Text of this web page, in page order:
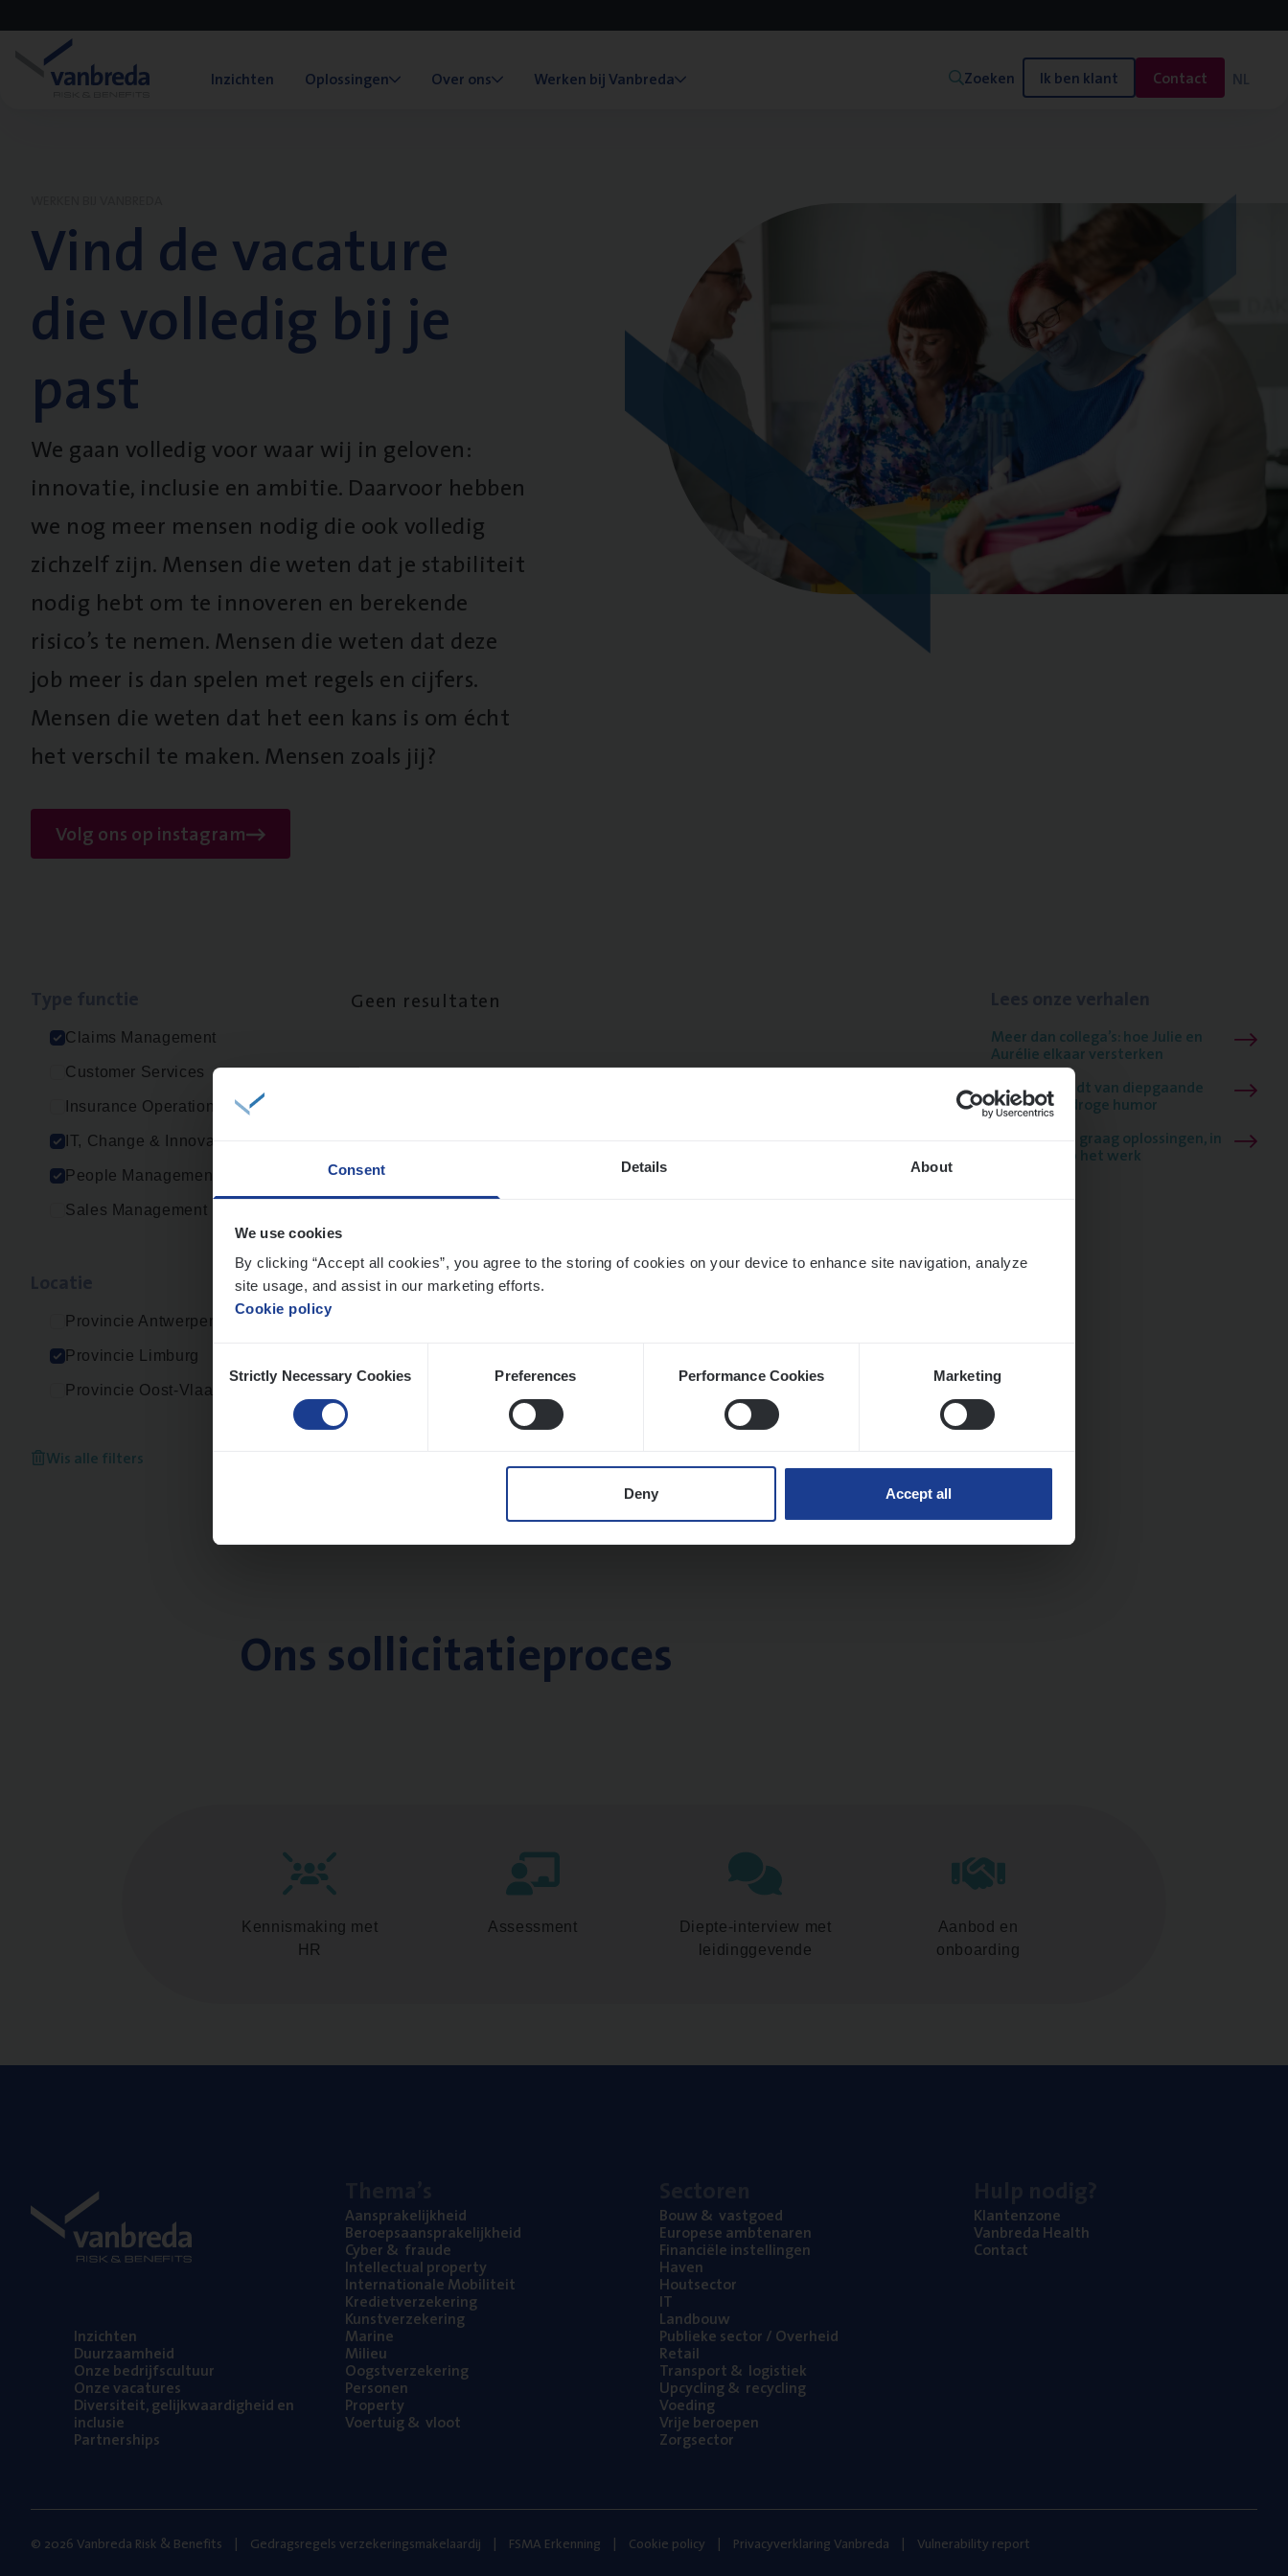
Consent Details About
We use cookies
By clicking “Accept all cookies”, you agree to the storing of cookies on your device to enhance site navigation, analyze
site usage, and assist in our marketing efforts.
Cookie policy
Selection
Strictly Necessary Cookies Preferences Performance Cookies Marketing
Deny Accept all
Inzichten Oplossingen Over ons Werken bij Vanbreda Zoeken Ik ben klant Contact NL
Vind de vacature
die volledig bij je
past
We gaan volledig voor waar wij in geloven:
innovatie, inclusie en ambitie. Daarvoor hebben
we nog meer mensen nodig die ook volledig
zichzelf zijn. Mensen die weten dat je stabiliteit
nodig hebt om te innoveren en berekende
risico’s te nemen. Mensen die weten dat deze
job meer is dan spelen met regels en cijfers.
Mensen die weten dat het een kans is om écht
het verschil te maken. Mensen zoals jij?
Volg ons op instagram
Claims Management
Customer Services
Insurance Operations
IT, Change & Innovation
People Management
Sales Management
Provincie Antwerpen
Provincie Limburg
Provincie Oost-Vlaanderen
Wis alle filters
Geen resultaten
Meer dan collega’s: hoe Julie en
Aurélie elkaar versterken
Mathias houdt van diepgaande
dossiers én droge humor
Thalia zoekt graag oplossingen, in
games én op het werk
Ons sollicitatieproces
Kennismaking met
HR
Assessment
Diepte-interview met
leidinggevende
Aanbod en
onboarding
Inzich­ten
Duur­zaam­heid
Onze bedrijfs­cul­tuur
Onze vaca­tu­res
Diver­si­teit, gelijk­waar­dig­heid en
inclusie
Part­ner­ships
Aan­spra­ke­lijk­heid
Beroeps­aan­spra­ke­lijk­heid
Cyber& fraude
Intel­lec­tu­al property
Inter­na­ti­o­na­le Mobiliteit
Kre­diet­ver­ze­ke­ring
Kunst­ver­ze­ke­ring
Mari­ne
Mili­eu
Oogst­ver­ze­ke­ring
Per­so­nen
Pro­per­ty
Voer­tuig& vloot
Bouw& vastgoed
Euro­pe­se ambtenaren
Finan­ci­ë­le instellingen
Haven
Hout­sec­tor
IT
Land­bouw
Publie­ke sec­tor / Overheid
Retail
Trans­port& logistiek
Upcy­cling& recycling
Voe­ding
Vrije beroe­pen
Zorg­sec­tor
Klan­ten­zo­ne
Van­b­re­da Health
Con­tact
© 2026 Vanbreda Risk & Benefits Gedragsregels verzekeringsmakelaardij FSMA Erkenning Cookie policy Privacyverklaring Vanbreda Vulnerability report